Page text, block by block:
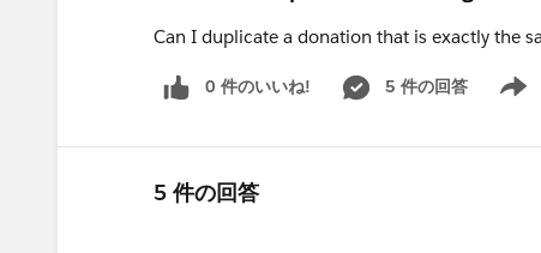
Can I duplicate a donation that is exactly the
0 件のいいね! 5 件の回答
Show
5 件の回答